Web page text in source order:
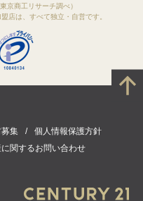
京商工リサーチ調べ）
店は、すべて独立・自営です。
集
個人情報保護方針
関するお問い合わせ